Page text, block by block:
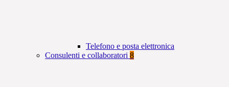
Telefono e posta elettronica
Consulenti e collaboratori 8